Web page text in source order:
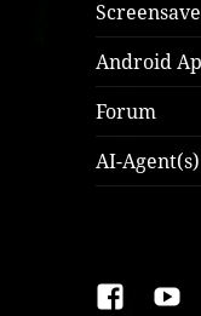
Android
Forum
AI-Agent(s)